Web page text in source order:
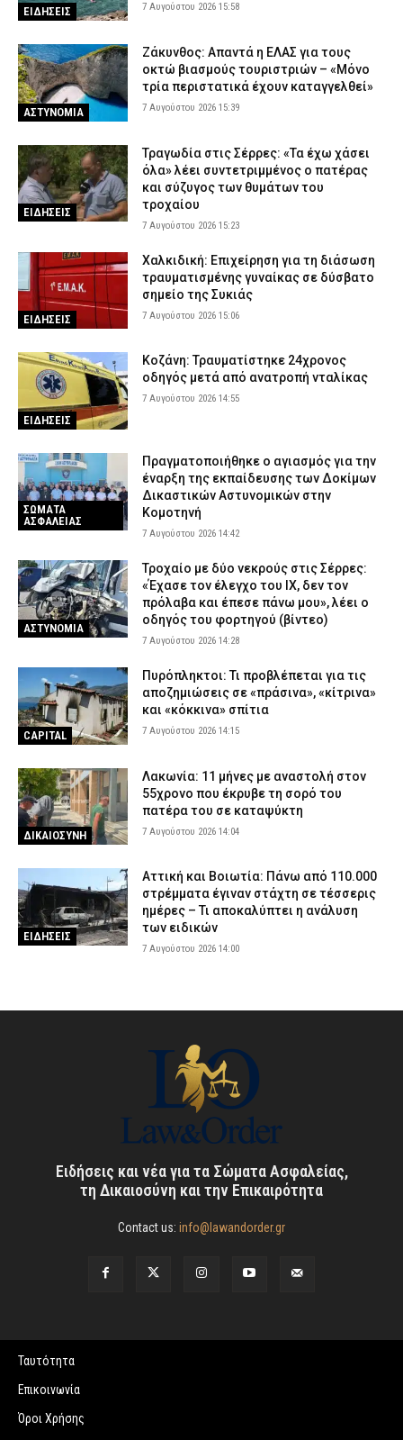
ΕΙΔΗΣΕΙΣ 7 Αυγούστου 2026 15:58
ΑΣΤΥΝΟΜΙΑ
Ζάκυνθος: Απαντά η ΕΛΑΣ για τους
οκτώ βιασμούς τουριστριών – «Μόνο
τρία περιστατικά έχουν καταγγελθεί»
7 Αυγούστου 2026 15:39
ΕΙΔΗΣΕΙΣ
Τραγωδία στις Σέρρες: «Τα έχω χάσει
όλα» λέει συντετριμμένος ο πατέρας
και σύζυγος των θυμάτων του
τροχαίου
7 Αυγούστου 2026 15:23
ΕΙΔΗΣΕΙΣ
Χαλκιδική: Επιχείρηση για τη διάσωση
τραυματισμένης γυναίκας σε δύσβατο
σημείο της Συκιάς
7 Αυγούστου 2026 15:06
ΕΙΔΗΣΕΙΣ
Κοζάνη: Τραυματίστηκε 24χρονος
οδηγός μετά από ανατροπή νταλίκας
7 Αυγούστου 2026 14:55
ΣΩΜΑΤΑ
ΑΣΦΑΛΕΙΑΣ
Πραγματοποιήθηκε ο αγιασμός για την
έναρξη της εκπαίδευσης των Δοκίμων
Δικαστικών Αστυνομικών στην
Κομοτηνή
7 Αυγούστου 2026 14:42
ΑΣΤΥΝΟΜΙΑ
Τροχαίο με δύο νεκρούς στις Σέρρες:
«Έχασε τον έλεγχο του ΙΧ, δεν τον
πρόλαβα και έπεσε πάνω μου», λέει ο
οδηγός του φορτηγού (βίντεο)
7 Αυγούστου 2026 14:28
CAPITAL
Πυρόπληκτοι: Τι προβλέπεται για τις
αποζημιώσεις σε «πράσινα», «κίτρινα»
και «κόκκινα» σπίτια
7 Αυγούστου 2026 14:15
ΔΙΚΑΙΟΣΥΝΗ
Λακωνία: 11 μήνες με αναστολή στον
55χρονο που έκρυβε τη σορό του
πατέρα του σε καταψύκτη
7 Αυγούστου 2026 14:04
ΕΙΔΗΣΕΙΣ
Αττική και Βοιωτία: Πάνω από 110.000
στρέμματα έγιναν στάχτη σε τέσσερις
ημέρες – Τι αποκαλύπτει η ανάλυση
των ειδικών
7 Αυγούστου 2026 14:00
Ειδήσεις και νέα για τα Σώματα Ασφαλείας,
τη Δικαιοσύνη και την Επικαιρότητα
Contact us: info@lawandorder.gr
Ταυτότητα
Επικοινωνία
Όροι Χρήσης